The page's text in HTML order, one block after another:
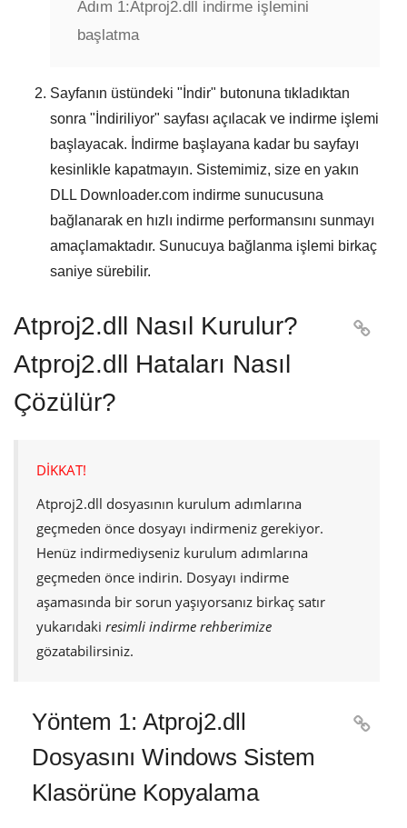
Adım 1:Atproj2.dll indirme işlemini
başlatma
Sayfanın üstündeki " İndir" butonuna tıkladıktan
sonra " İndiriliyor" sayfası açılacak ve indirme işlemi
başlayacak. İndirme başlayana kadar bu sayfayı
kesinlikle kapatmayın. Sistemimiz, size en yakın
DLL Downloader.com indirme sunucusuna
bağlanarak en hızlı indirme performansını sunmayı
amaçlamaktadır. Sunucuya bağlanma işlemi birkaç
saniye sürebilir.
Atproj2.dll Nasıl Kurulur?
Atproj2.dll Hataları Nasıl
Çözülür?

DİKKAT!
Atproj2.dll dosyasının kurulum adımlarına
geçmeden önce dosyayı indirmeniz gerekiyor.
Henüz indirmediyseniz kurulum adımlarına
geçmeden önce indirin. Dosyayı indirme
aşamasında bir sorun yaşıyorsanız birkaç satır
yukarıdaki resimli indirme rehberimize
gözatabilirsiniz.
Yöntem 1: Atproj2.dll
Dosyasını Windows Sistem
Klasörüne Kopyalama
